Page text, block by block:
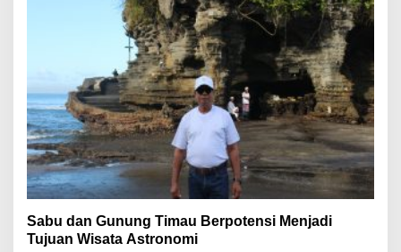
Sabu dan Gunung Timau Berpotensi Menjadi
Tujuan Wisata Astronomi